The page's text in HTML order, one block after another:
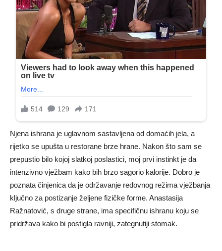
Njena ishrana je uglavnom sastavljena od domaćih jela, a
rijetko se upušta u restorane brze hrane. Nakon što sam se
prepustio bilo kojoj slatkoj poslastici, moj prvi instinkt je da
intenzivno vježbam kako bih brzo sagorio kalorije. Dobro je
poznata činjenica da je održavanje redovnog režima vježbanja
ključno za postizanje željene fizičke forme. Anastasija
Ražnatović, s druge strane, ima specifičnu ishranu koju se
pridržava kako bi postigla ravniji, zategnutiji stomak.